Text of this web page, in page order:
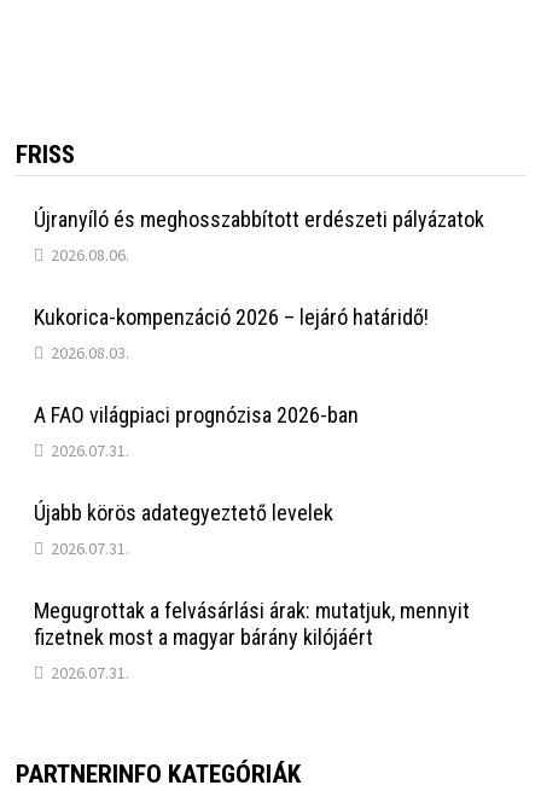
FRISS
Újranyíló és meghosszabbított erdészeti pályázatok
2026.08.06.
Kukorica-kompenzáció 2026 – lejáró határidő!
2026.08.03.
A FAO világpiaci prognózisa 2026-ban
2026.07.31.
Újabb körös adategyeztető levelek
2026.07.31.
Megugrottak a felvásárlási árak: mutatjuk, mennyit
fizetnek most a magyar bárány kilójáért
2026.07.31.
PARTNERINFO KATEGÓRIÁK